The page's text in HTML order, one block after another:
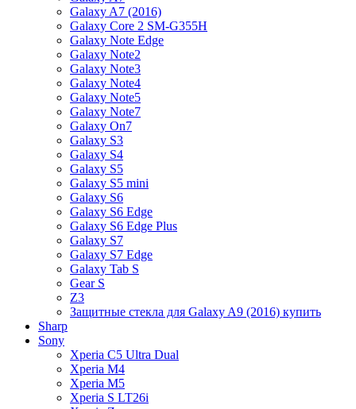
Galaxy A7 (2016)
Galaxy Core 2 SM-G355H
Galaxy Note Edge
Galaxy Note2
Galaxy Note3
Galaxy Note4
Galaxy Note5
Galaxy Note7
Galaxy On7
Galaxy S3
Galaxy S4
Galaxy S5
Galaxy S5 mini
Galaxy S6
Galaxy S6 Edge
Galaxy S6 Edge Plus
Galaxy S7
Galaxy S7 Edge
Galaxy Tab S
Gear S
Z3
Защитные стекла для Galaxy A9 (2016) купить
Sharp
Sony
Xperia C5 Ultra Dual
Xperia M4
Xperia M5
Xperia S LT26i